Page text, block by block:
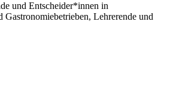
und Entscheider*innen in
Gastronomiebetrieben, Lehrerende und